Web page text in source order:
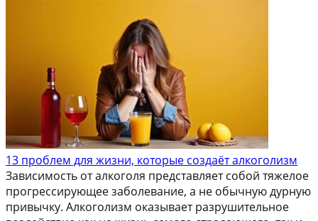
13 проблем для жизни, которые создаёт алкоголизм
Зависимость от алкоголя представляет собой тяжелое
прогрессирующее заболевание, а не обычную дурную
привычку. Алкоголизм оказывает разрушительное